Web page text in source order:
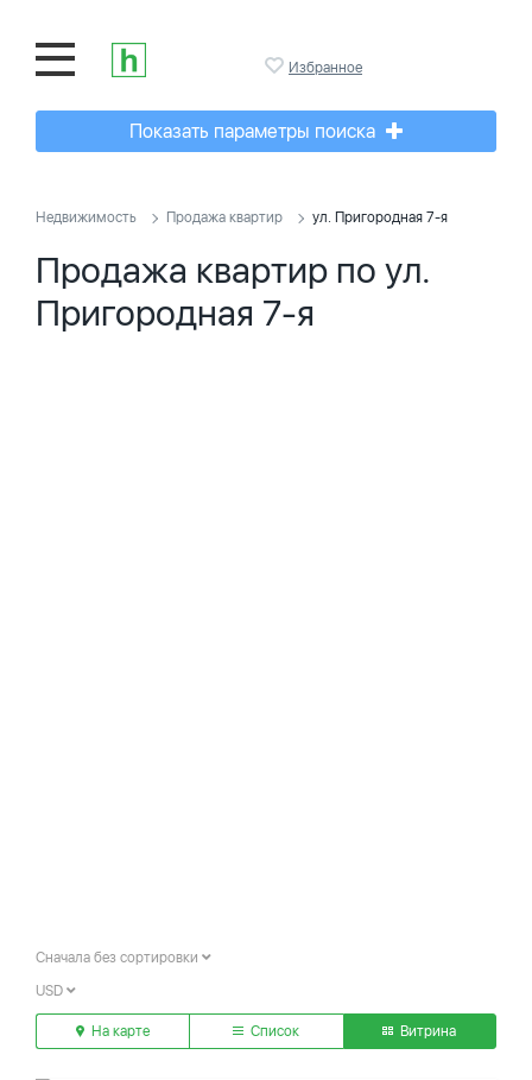
Избранное
Показать параметры поиска
Недвижимость Продажа квартир ул. Пригородная 7-я
Продажа квартир по ул.
Пригородная 7-я
Сначала без сортировки
USD
На карте Список Витрина